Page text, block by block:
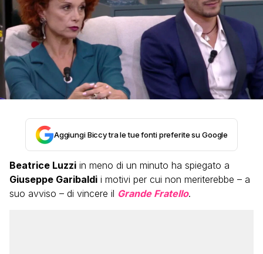
Aggiungi Biccy tra le tue fonti preferite su Google
Beatrice Luzzi in meno di un minuto ha spiegato a
Giuseppe Garibaldi i motivi per cui non meriterebbe – a
suo avviso – di vincere il Grande Fratello.